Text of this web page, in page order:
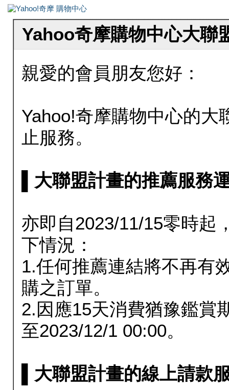
Yahoo奇摩購物中心大聯
親愛的會員朋友您好：
Yahoo!奇摩購物中心的大
止服務。
▌大聯盟計畫的推薦服務
亦即自2023/11/15零時起
下情況：
1.任何推薦連結將不再有
購之訂單。
2.因應15天消費猶豫鑑賞
至2023/12/1 00:00。
▌大聯盟計畫的線上請款